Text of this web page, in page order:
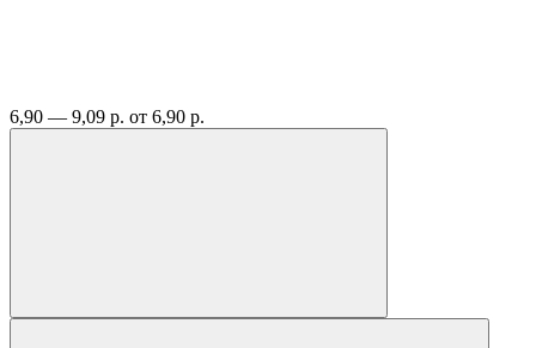
6,90 — 9,09 р. от 6,90 р.